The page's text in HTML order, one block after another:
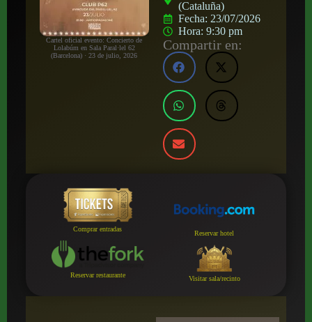
Cartel oficial evento: Concierto de
Lolabúm en Sala Paral·lel 62
(Barcelona) · 23 de julio, 2026
(Cataluña)
Fecha: 23/07/2026
Hora:9:30 pm
Compartir en:
Comprar entradas
Reservar hotel
Reservar restaurante Visitar sala/recinto